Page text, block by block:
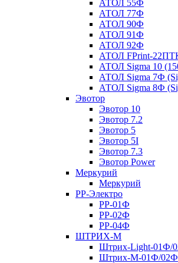
АТОЛ 55Ф
АТОЛ 77Ф
АТОЛ 90Ф
АТОЛ 91Ф
АТОЛ 92Ф
АТОЛ FPrint-
АТОЛ Sigma 10
АТОЛ Sigma 7Ф
АТОЛ Sigma 8Ф
Эвотор
Эвотор 10
Эвотор 7.2
Эвотор 5
Эвотор 5I
Эвотор 7.3
Эвотор Power
Меркурий
Меркурий
РР-Электро
РР-01Ф
РР-02Ф
РР-04Ф
ШТРИХ-М
Штрих-Light-01Ф/
Штрих-М-01Ф/02Ф